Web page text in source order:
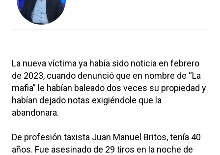
La nueva víctima ya había sido noticia en febrero
de 2023, cuando denunció que en nombre de “La
mafia” le habían baleado dos veces su propiedad y
habían dejado notas exigiéndole que la
abandonara.
De profesión taxista Juan Manuel Britos, tenía 40
años. Fue asesinado de 29 tiros en la noche de